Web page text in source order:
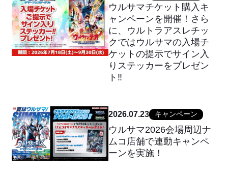
ウルサマチケット購入キ
ャンペーンを開催！さら
に、ウルトラアスレチッ
クではウルサマの入場チ
ケットの提示でサイン入
りステッカーをプレゼン
ト‼
2026.07.23 キャンペーン
ウルサマ2026会場周辺ナ
ムコ店舗で連動キャンペ
ーンを実施！